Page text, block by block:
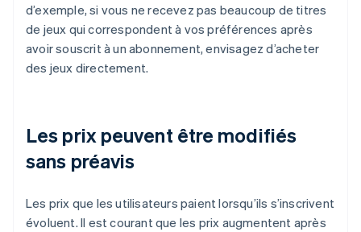
d’exemple, si vous ne recevez pas beaucoup de titres
de jeux qui correspondent à vos préférences après
avoir souscrit à un abonnement, envisagez d’acheter
des jeux directement.
Les prix peuvent être modifiés
sans préavis
Les prix que les utilisateurs paient lorsqu’ils s’inscrivent
évoluent. Il est courant que les prix augmentent après